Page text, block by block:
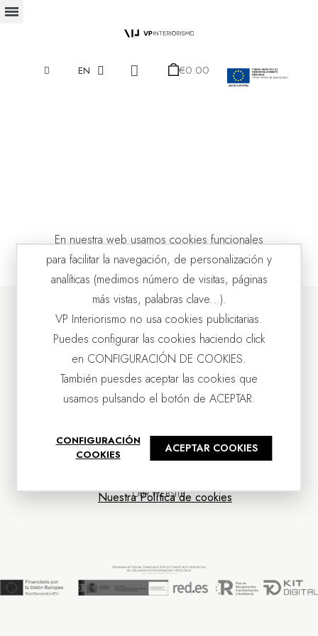
EN €0.00
OUR COMPANY
CUSTOMER SERVICE
OUR WEBSITE
En nuestra web usamos cookies funcionales
para facilitar la navegación, de personalización y
analíticas (medimos número de visitas, páginas
más vistas, palabras clave...).
VP Interiorismo no usa cookies publicitarias.
Puedes configurar las cookies haciendo click
en CONFIGURACIÓN DE COOKIES.
También puesdes aceptar las cookies que
usamos pulsando el botón de ACEPTAR.
CONFIGURACIÓN
COOKIES
ACEPTAR COOKIES
Nuestra Política de cookies